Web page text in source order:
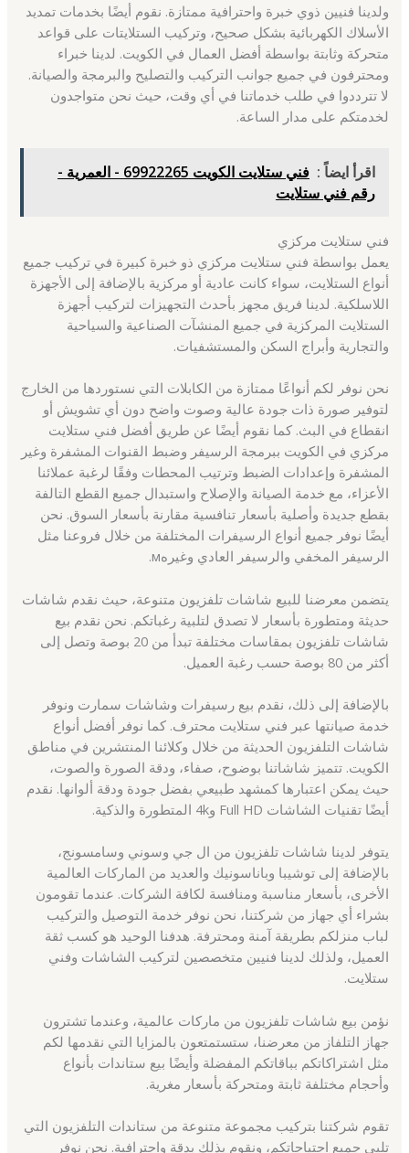
ولدينا فنيين ذوي خبرة واحترافية ممتازة. نقوم أيضًا بخدمات تمديد
الأسلاك الكهربائية بشكل صحيح، وتركيب الستلايتات على قواعد
متحركة وثابتة بواسطة أفضل العمال في الكويت. لدينا خبراء
ومحترفون في جميع جوانب التركيب والتصليح والبرمجة والصيانة.
لا تترددوا في طلب خدماتنا في أي وقت، حيث نحن متواجدون
لخدمتكم على مدار الساعة.
اقرأ ايضاً :
فني ستلايت الكويت 69922265 - العمرية -
رقم فني ستلايت
فني ستلايت مركزي
يعمل بواسطة فني ستلايت مركزي ذو خبرة كبيرة في تركيب جميع
أنواع الستلايت، سواء كانت عادية أو مركزية بالإضافة إلى الأجهزة
اللاسلكية. لدينا فريق مجهز بأحدث التجهيزات لتركيب أجهزة
الستلايت المركزية في جميع المنشآت الصناعية والسياحية
والتجارية وأبراج السكن والمستشفيات.
نحن نوفر لكم أنواعًا ممتازة من الكابلات التي نستوردها من الخارج
لتوفير صورة ذات جودة عالية وصوت واضح دون أي تشويش أو
انقطاع في البث. كما نقوم أيضًا عن طريق أفضل فني ستلايت
مركزي في الكويت ببرمجة الرسيفر وضبط القنوات المشفرة وغير
المشفرة وإعدادات الضبط وترتيب المحطات وفقًا لرغبة عملائنا
الأعزاء، مع خدمة الصيانة والإصلاح واستبدال جميع القطع التالفة
بقطع جديدة وأصلية بأسعار تنافسية مقارنة بأسعار السوق. نحن
أيضًا نوفر جميع أنواع الرسيفرات المختلفة من خلال فروعنا مثل
الرسيفر المخفي والرسيفر العادي وغيرهм.
يتضمن معرضنا للبيع شاشات تلفزيون متنوعة، حيث نقدم شاشات
حديثة ومتطورة بأسعار لا تصدق لتلبية رغباتكم. نحن نقدم بيع
شاشات تلفزيون بمقاسات مختلفة تبدأ من 20 بوصة وتصل إلى
أكثر من 80 بوصة حسب رغبة العميل.
بالإضافة إلى ذلك، نقدم بيع رسيفرات وشاشات سمارت ونوفر
خدمة صيانتها عبر فني ستلايت محترف. كما نوفر أفضل أنواع
شاشات التلفزيون الحديثة من خلال وكلائنا المنتشرين في مناطق
الكويت. تتميز شاشاتنا بوضوح، صفاء، ودقة الصورة والصوت،
حيث يمكن اعتبارها كمشهد طبيعي بفضل جودة ودقة ألوانها. نقدم
أيضًا تقنيات الشاشات Full HD و4k المتطورة والذكية.
يتوفر لدينا شاشات تلفزيون من ال جي وسوني وسامسونج،
بالإضافة إلى توشيبا وباناسونيك والعديد من الماركات العالمية
الأخرى، بأسعار مناسبة ومنافسة لكافة الشركات. عندما تقومون
بشراء أي جهاز من شركتنا، نحن نوفر خدمة التوصيل والتركيب
لباب منزلكم بطريقة آمنة ومحترفة. هدفنا الوحيد هو كسب ثقة
العميل، ولذلك لدينا فنيين متخصصين لتركيب الشاشات وفني
ستلايت.
نؤمن بيع شاشات تلفزيون من ماركات عالمية، وعندما تشترون
جهاز التلفاز من معرضنا، ستستمتعون بالمزايا التي نقدمها لكم
مثل اشتراكاتكم بباقاتكم المفضلة وأيضًا بيع ستاندات بأنواع
وأحجام مختلفة ثابتة ومتحركة بأسعار مغرية.
تقوم شركتنا بتركيب مجموعة متنوعة من ستاندات التلفزيون التي
تلبي جميع احتياجاتكم، ونقوم بذلك بدقة واحترافية. نحن نوفر